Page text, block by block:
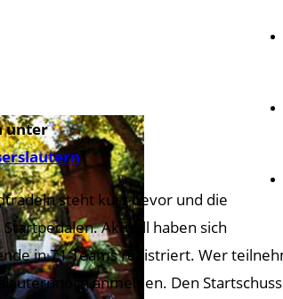
unter
steht kurz bevor und die
Aktuell haben sich
in 71 Teams registriert. Wer
anmelden. Den